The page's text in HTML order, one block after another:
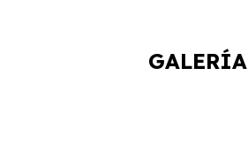
GALERÍA